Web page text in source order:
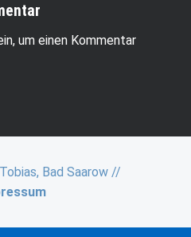
um einen Kommentar
Bad Saarow //